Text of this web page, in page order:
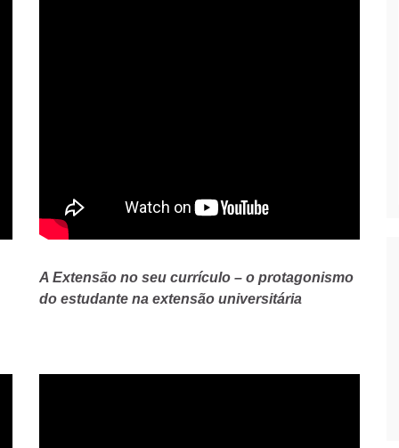
A Extensão no seu currículo – o protagonismo
do estudante na extensão universitária